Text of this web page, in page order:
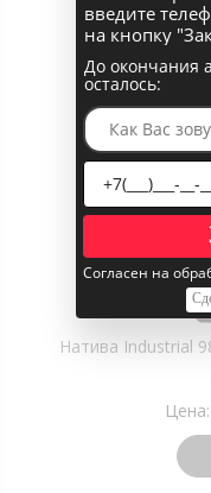
Натива Industrial
Цена:
введите
на кнопку
До окончания
осталось:
Согласен на